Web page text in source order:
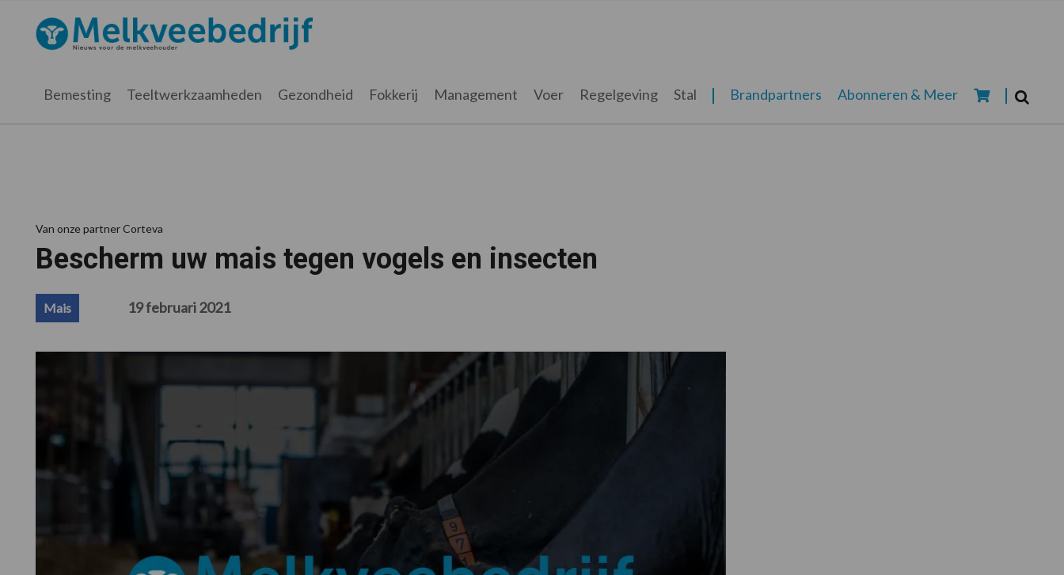
hoofdnavigatie
hoofd
eerste
voettekst
Melkveebedrijf.nl
Bemesting Teeltwerkzaamheden Gezondheid Fokkerij Management Voer Regelgeving Stal Brandpartners Abonneren & Meer
Van onze partner Corteva
Bescherm uw mais tegen vogels en insecten
Mais 19 februari 2021